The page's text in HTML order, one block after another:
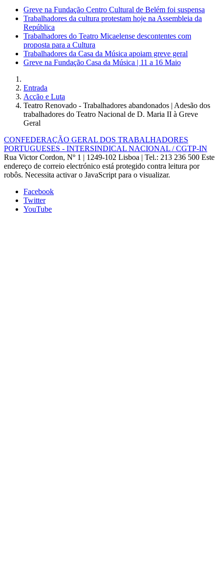
Greve na Fundação Centro Cultural de Belém foi suspensa
Trabalhadores da cultura protestam hoje na Assembleia da
República
Trabalhadores do Teatro Micaelense descontentes com
proposta para a Cultura
Trabalhadores da Casa da Música apoiam greve geral
Greve na Fundação Casa da Música | 11 a 16 Maio
Entrada
Acção e Luta
Teatro Renovado - Trabalhadores abandonados | Adesão dos
trabalhadores do Teatro Nacional de D. Maria II à Greve
Geral
CONFEDERAÇÃO GERAL DOS TRABALHADORES
PORTUGUESES - INTERSINDICAL NACIONAL / CGTP-IN
Rua Victor Cordon, Nº 1 | 1249-102 Lisboa | Tel.: 213 236 500 Este
endereço de correio electrónico está protegido contra leitura por
robôs. Necessita activar o JavaScript para o visualizar.
Facebook
Twitter
YouTube